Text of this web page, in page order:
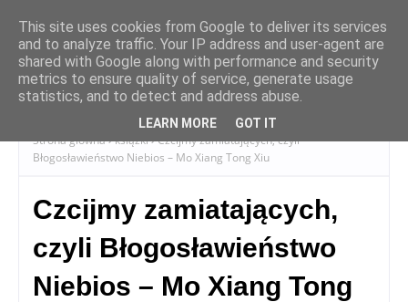
Strona główna książki Czcijmy zamiatających, czyli
Błogosławieństwo Niebios – Mo Xiang Tong Xiu
Czcijmy zamiatających,
czyli Błogosławieństwo
Niebios – Mo Xiang Tong
This site uses cookies from Google to deliver its services
and to analyze traffic. Your IP address and user-agent are
shared with Google along with performance and security
metrics to ensure quality of service, generate usage
statistics, and to detect and address abuse.
LEARN MORE GOT IT